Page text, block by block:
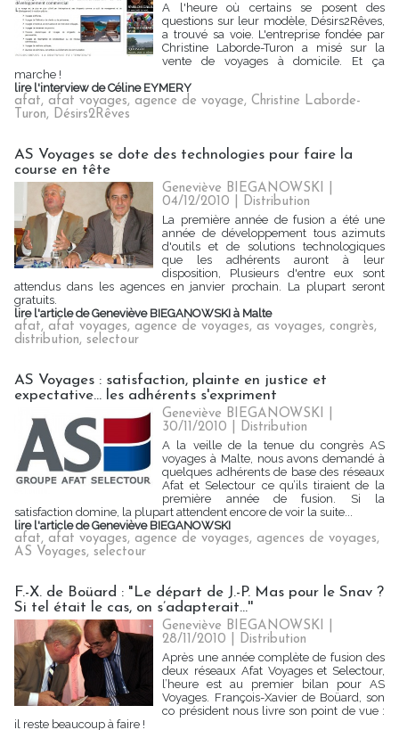
A l'heure où certains se posent des
questions sur leur modèle, Désirs2Rêves,
a trouvé sa voie. L'entreprise fondée par
Christine Laborde-Turon a misé sur la
vente de voyages à domicile. Et ça
marche !
lire l'interview de Céline EYMERY
afat, afat voyages, agence de voyage, Christine Laborde-
Turon, Désirs2Rêves
AS Voyages se dote des technologies pour faire la
course en tête
Geneviève BIEGANOWSKI |
04/12/2010
Distribution
La première année de fusion a été une
année de développement tous azimuts
d'outils et de solutions technologiques
que les adhérents auront à leur
disposition, Plusieurs d'entre eux sont
attendus dans les agences en janvier prochain. La plupart seront
gratuits.
lire l'article de Geneviève BIEGANOWSKI à Malte
afat, afat voyages, agence de voyages, as voyages, congrès,
distribution, selectour
AS Voyages : satisfaction, plainte en justice et
expectative... les adhérents s'expriment
Geneviève BIEGANOWSKI |
30/11/2010
Distribution
A la veille de la tenue du congrès AS
voyages à Malte, nous avons demandé à
quelques adhérents de base des réseaux
Afat et Selectour ce qu’ils tiraient de la
première année de fusion. Si la
satisfaction domine, la plupart attendent encore de voir la suite...
lire l'article de Geneviève BIEGANOWSKI
afat, afat voyages, agence de voyages, agences de voyages,
AS Voyages, selectour
F.-X. de Boüard : "Le départ de J.-P. Mas pour le Snav ?
Si tel était le cas, on s’adapterait...''
Geneviève BIEGANOWSKI |
28/11/2010
Distribution
Après une année complète de fusion des
deux réseaux Afat Voyages et Selectour,
l’heure est au premier bilan pour AS
Voyages. François-Xavier de Boüard, son
co président nous livre son point de vue :
il reste beaucoup à faire !